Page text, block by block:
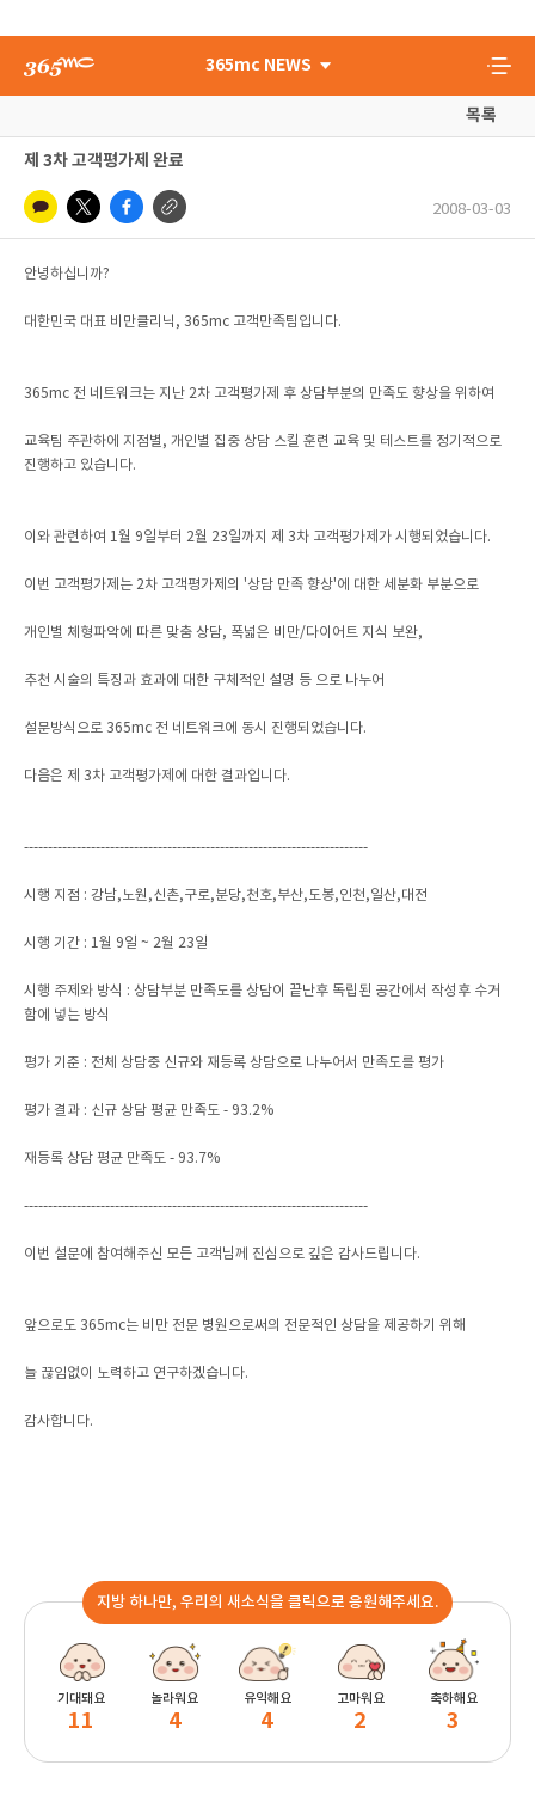
365mc NEWS
목록
제 3차 고객평가제 완료
2008-03-03
안녕하십니까?
대한민국 대표 비만클리닉, 365mc 고객만족팀입니다.
365mc 전 네트워크는 지난 2차 고객평가제 후 상담부분의 만족도 향상을 위하여
교육팀 주관하에 지점별, 개인별 집중 상담 스킬 훈련 교육 및 테스트를 정기적으로
진행하고 있습니다.
이와 관련하여 1월 9일부터 2월 23일까지 제 3차 고객평가제가 시행되었습니다.
이번 고객평가제는 2차 고객평가제의 '상담 만족 향상'에 대한 세분화 부분으로
개인별 체형파악에 따른 맞춤 상담, 폭넓은 비만/다이어트 지식 보완,
추천 시술의 특징과 효과에 대한 구체적인 설명 등 으로 나누어
설문방식으로 365mc 전 네트워크에 동시 진행되었습니다.
다음은 제 3차 고객평가제에 대한 결과입니다.
------------------------------------------------------------------------
시행 지점 : 강남,노원,신촌,구로,분당,천호,부산,도봉,인천,일산,대전
시행 기간 : 1월 9일 ~ 2월 23일
시행 주제와 방식 : 상담부분 만족도를 상담이 끝난후 독립된 공간에서 작성후 수거
함에 넣는 방식
평가 기준 : 전체 상담중 신규와 재등록 상담으로 나누어서 만족도를 평가
평가 결과 : 신규 상담 평균 만족도 - 93.2%
재등록 상담 평균 만족도 - 93.7%
------------------------------------------------------------------------
이번 설문에 참여해주신 모든 고객님께 진심으로 깊은 감사드립니다.
앞으로도 365mc는 비만 전문 병원으로써의 전문적인 상담을 제공하기 위해
늘 끊임없이 노력하고 연구하겠습니다.
감사합니다.
지방 하나만, 우리의 새소식을 클릭으로 응원해주세요.
기대돼요
11
놀라워요
4
유익해요
4
고마워요
2
축하해요
3